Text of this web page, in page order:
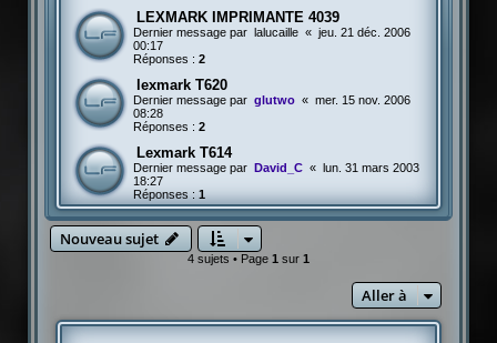
LEXMARK IMPRIMANTE 4039
Dernier message par lalucaille « jeu. 21 déc. 2006
00:17
Réponses : 2
lexmark T620
Dernier message par glutwo « mer. 15 nov. 2006
08:28
Réponses : 2
Lexmark T614
Dernier message par David_C «
lun. 31 mars 2003
18:27
Réponses :1
Nouveau sujet
4 sujets • Page 1sur 1
Aller à